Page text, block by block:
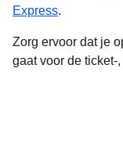
Express(.
Zorg ervoor dat je
gaat voor de ticket-